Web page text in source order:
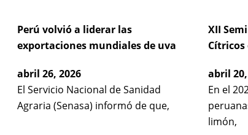
Perú volvió a liderar las
exportaciones mundiales de uva
abril 26, 2026
El Servicio Nacional de Sanidad
Agraria (Senasa) informó de que,
XII
Cítricos
abril
En el
limón,